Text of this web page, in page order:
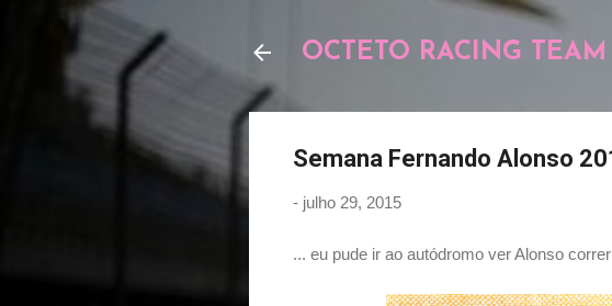
OCTETO RACING TEAM
Semana Fernando Alonso
- julho 29, 2015
... eu pude ir ao autódromo ver Alonso